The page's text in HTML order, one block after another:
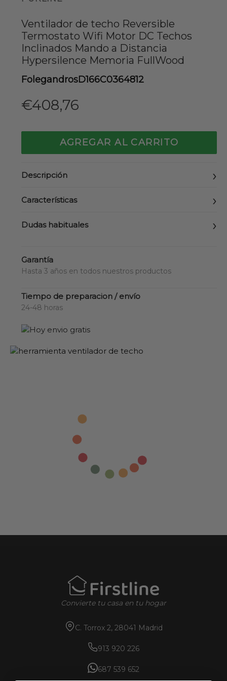
Ventilador de techo Reversible
Termostato Wifi Motor DC Techos
Inclinados Mando a Distancia
Hypersilence Memoria FullWood
FolegandrosD166C0364812
Precio
€408,76
AGREGAR AL CARRITO
Descripción
Características
Dudas habituales
Garantía
Hasta 3 años en todos nuestros productos
Tiempo de preparacion / envío
24-48 horas
Convierte tu casa en tu hogar
C. Torrox 2, 28041 Madrid
913 920 226
687 539 652